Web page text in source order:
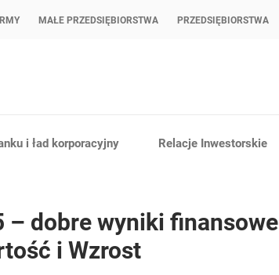
MAŁE PRZEDSIĘBIORSTWA PRZEDSIĘBIORSTWA
i ład korporacyjny Relacje Inwestorskie
dobre wyniki
i Wzrost